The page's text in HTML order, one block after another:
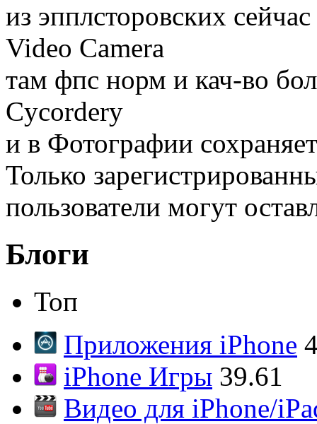
из эпплсторовских
Video Camera
там фпс норм и кач-во
Cycordery
и в Фотографии сохраняет
Только
пользователи могут
Блоги
Топ
Приложения iPhone
iPhone Игры 39.61
Видео для iPhone/